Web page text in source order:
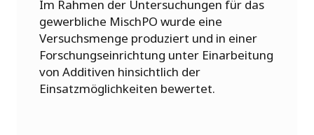
Im Rahmen der Untersuchungen für das
gewerbliche MischPO wurde eine
Versuchsmenge produziert und in einer
Forschungseinrichtung unter Einarbeitung
von Additiven hinsichtlich der
Einsatzmöglichkeiten bewertet.